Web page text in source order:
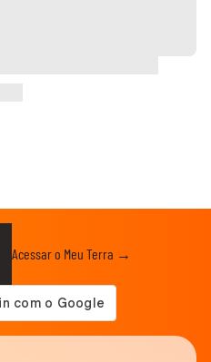
Acessar o Meu Terra →